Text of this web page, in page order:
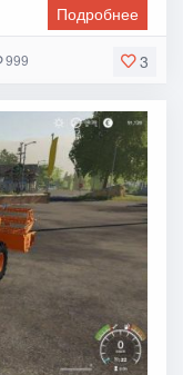
Подробнее
3
999